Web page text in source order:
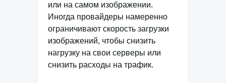
или на самом изображении.
Иногда провайдеры намеренно
ограничивают скорость загрузки
изображений, чтобы снизить
нагрузку на свои серверы или
снизить расходы на трафик.